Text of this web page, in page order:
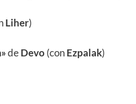
Liher)
deDevo (conEzpalak)